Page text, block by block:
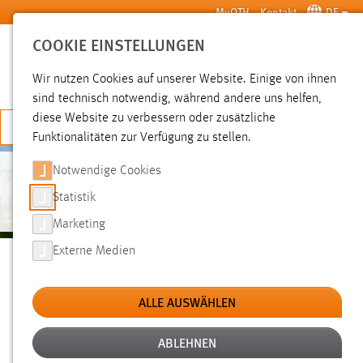
Zum Hauptinhalt springen MyOTH Kontakt DE
SUCHE
JETZT BEWERBEN
PROFESSORIUM ANMELDUNG
Sie sind hier:Professorium Anmeldung
BENUTZERANMELDUNG
Bitte geben Sie Ihren Benutzernamen und Ihr Passwort ein, um
sich an der Website anzumelden.
COOKIE EINSTELLUNGEN
Wir nutzen Cookies auf unserer Website. Einige von ihnen
sind technisch notwendig, während andere uns helfen,
diese Website zu verbessern oder zusätzliche
Funktionalitäten zur Verfügung zu stellen.
Notwendige Cookies
Statistik
Marketing
Externe Medien
ALLE AUSWÄHLEN
ABLEHNEN